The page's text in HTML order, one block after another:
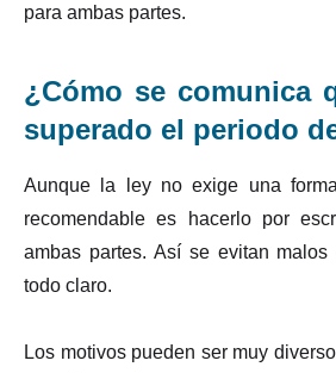
para ambas partes.
¿Cómo se comunica
superado el periodo
Aunque la ley no exige una
recomendable es hacerlo por
ambas partes. Así se evitan malos
todo claro.
Los motivos pueden ser muy